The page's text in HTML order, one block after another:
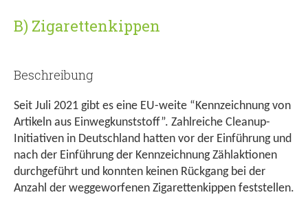
B) Zigarettenkippen
Beschreibung
Seit Juli 2021 gibt es eine EU-weite “Kennzeichnung von
Artikeln aus Einwegkunststoff”. Zahlreiche Cleanup-
Initiativen in Deutschland hatten vor der Einführung und
nach der Einführung der Kennzeichnung Zählaktionen
durchgeführt und konnten keinen Rückgang bei der
Anzahl der weggeworfenen Zigarettenkippen feststellen.